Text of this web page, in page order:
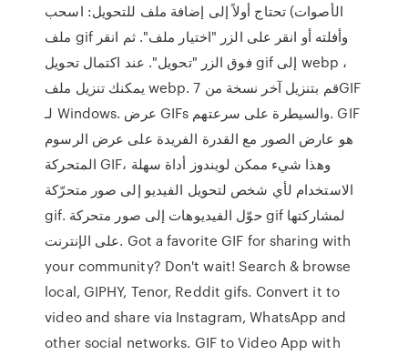
الأصوات) تحتاج أولاً إلى إضافة ملف للتحويل: اسحب
ملف gif وأفلته أو انقر على الزر "اختيار ملف". ثم انقر
فوق الزر "تحويل". عند اكتمال تحويل gif إلى webp ،
يمكنك تنزيل ملف webp. قم بتنزيل آخر نسخة من 7GIF
لـ Windows. عرض GIFs والسيطرة على سرعتهم. GIF
هو عارض الصور مع القدرة الفريدة على عرض الرسوم
المتحركة GIF، وهذا شيء ممكن لويندوز أداة سهلة
الاستخدام لأي شخص لتحويل الفيديو إلى صور متحرّكة
gif. حوّل الفيديوهات إلى صور متحركة gif لمشاركتها
على الإنترنت. Got a favorite GIF for sharing with
your community? Don't wait! Search & browse
local, GIPHY, Tenor, Reddit gifs. Convert it to
video and share via Instagram, WhatsApp and
other social networks. GIF to Video App with